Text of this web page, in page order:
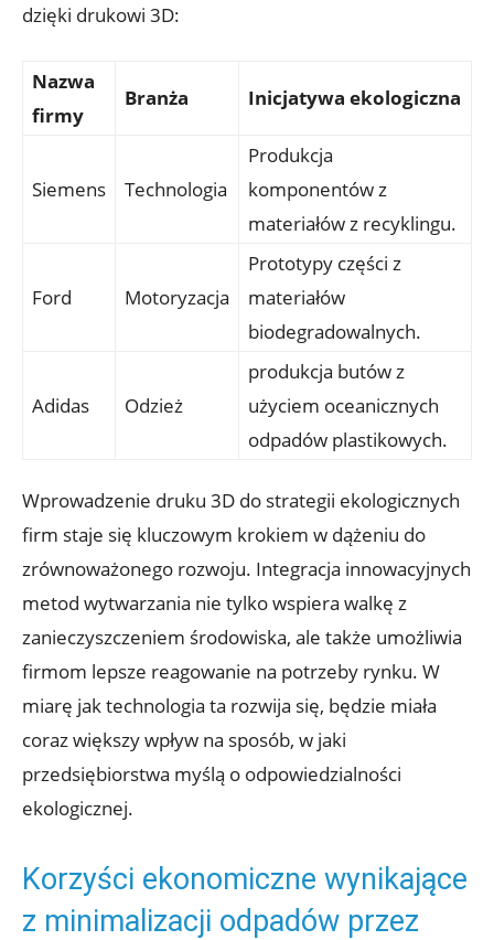
dzięki drukowi 3D:
Nazwa
firmy
Branża Inicjatywa ekologiczna
Siemens Technologia
Produkcja
komponentów z
materiałów z recyklingu.
Ford Motoryzacja
Prototypy części z
materiałów
biodegradowalnych.
Adidas Odzież
produkcja butów z
użyciem oceanicznych
odpadów plastikowych.
Wprowadzenie druku 3D do strategii ekologicznych
firm staje się kluczowym krokiem w dążeniu do
zrównoważonego rozwoju. Integracja innowacyjnych
metod wytwarzania nie tylko wspiera walkę z
zanieczyszczeniem środowiska, ale także umożliwia
firmom lepsze reagowanie na potrzeby rynku. W
miarę jak technologia ta rozwija się, będzie miała
coraz większy wpływ na sposób, w jaki
przedsiębiorstwa myślą o odpowiedzialności
ekologicznej.
Korzyści ekonomiczne wynikające
z minimalizacji odpadów przez